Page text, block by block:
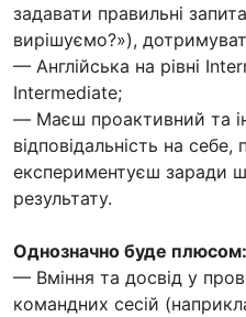
задавати правильні
вирішуємо?»),
— Англійська на рівні
Intermediate;
— Маєш проактивний та
відповідальність на себе,
експериментуєш заради
результату.
Однозначно буде плюсом:
— Вміння та досвід у
командних сесій